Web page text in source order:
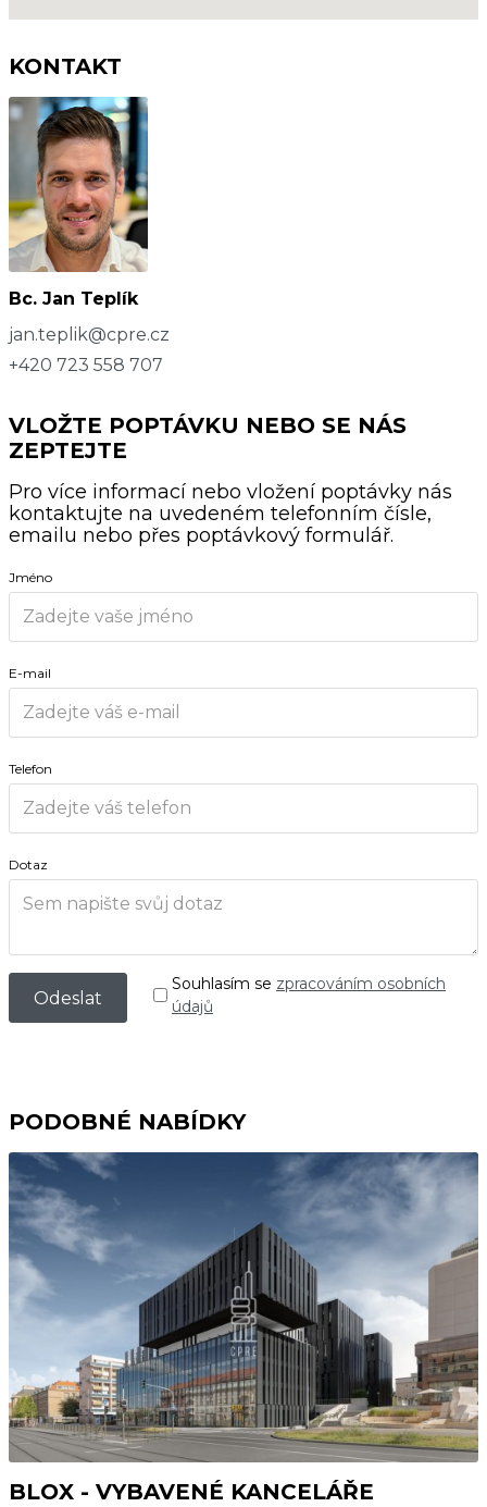
KONTAKT
Bc. Jan Teplík
jan.teplik@cpre.cz
+420 723 558 707
VLOŽTE POPTÁVKU NEBO SE NÁS
ZEPTEJTE
Pro více informací nebo vložení poptávky nás
kontaktujte na uvedeném telefonním čísle,
emailu nebo přes poptávkový formulář.
Jméno
E-mail
Telefon
Dotaz
Souhlasím se zpracováním osobních
údajů
PODOBNÉ NABÍDKY
BLOX - VYBAVENÉ KANCELÁŘE